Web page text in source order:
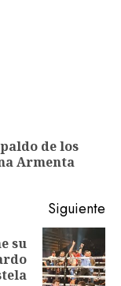
de los
Armenta
Siguiente
su